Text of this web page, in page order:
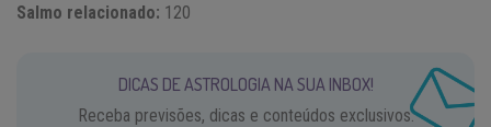
Salmo relacionado: 120
DICAS DE ASTROLOGIA NA SUA INBOX!
Receba previsões, dicas e conteúdos exclusivos.